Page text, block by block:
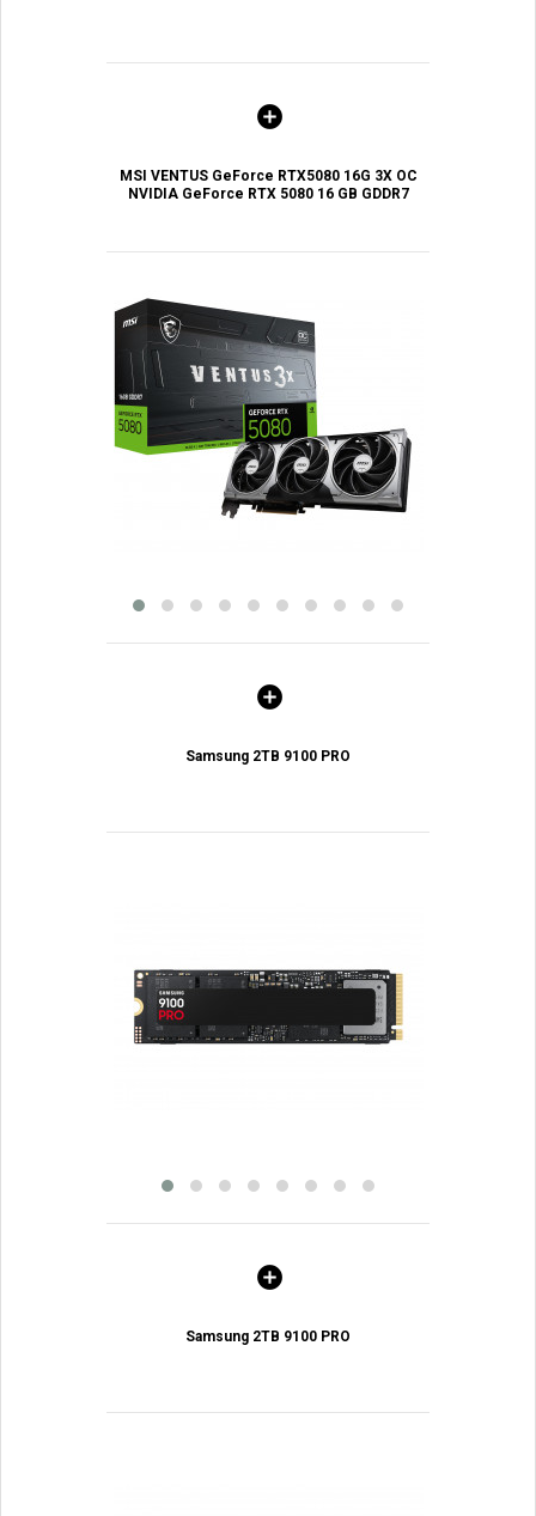
MSI VENTUS GeForce RTX5080 16G 3X OC
NVIDIA GeForce RTX 5080 16 GB GDDR7
Samsung 2TB 9100 PRO
Samsung 2TB 9100 PRO